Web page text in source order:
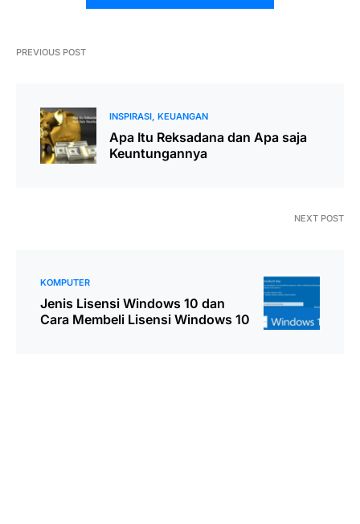
PREVIOUS POST
INSPIRASI KEUANGAN
Apa Itu Reksadana dan Apa saja
Keuntungannya
NEXT POST
KOMPUTER
Jenis Lisensi Windows 10 dan
Cara Membeli Lisensi Windows 10